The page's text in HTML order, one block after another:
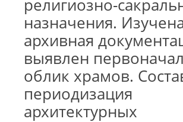
религиозно-
назначения.
архивная
выявлен
облик храмов.
периодизация
архитектурных